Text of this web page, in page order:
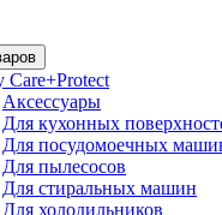
Care+Protect
Аксессуары
Для кухонных
Для посудомоечных
Для пылесосов
Для стиральных машин
Для холодильников